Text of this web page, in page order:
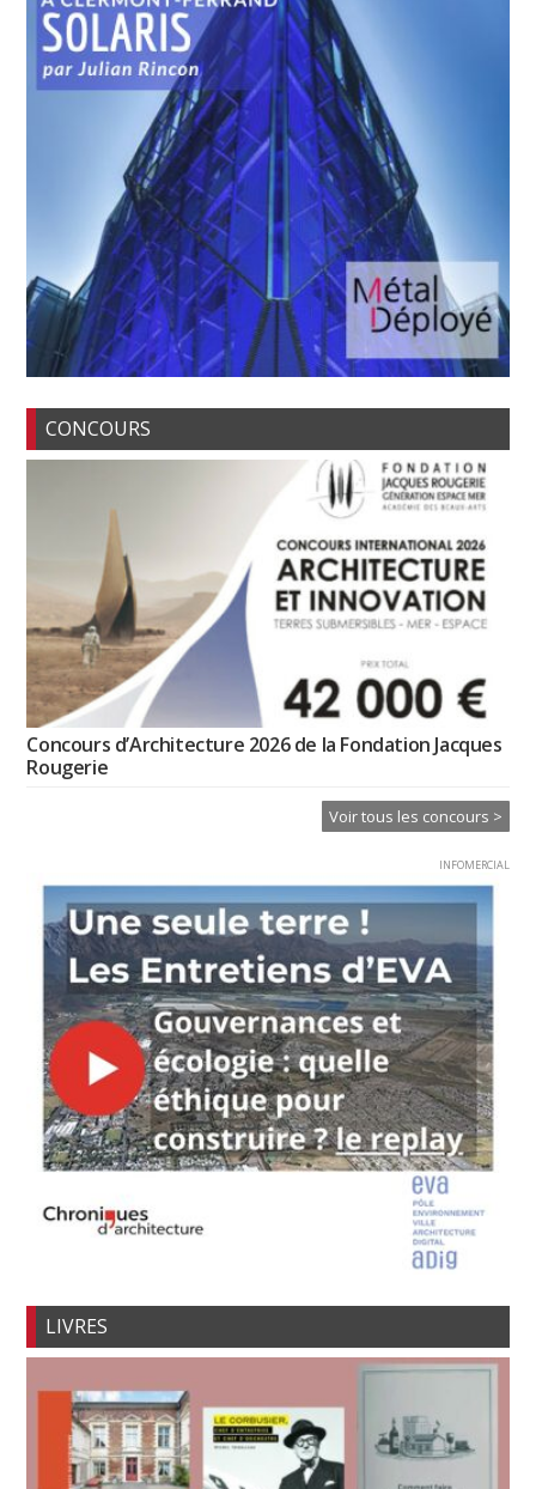
CONCOURS
Concours d’Architecture 2026 de la Fondation Jacques
Rougerie
Voir tous les concours >
INFOMERCIAL
LIVRES